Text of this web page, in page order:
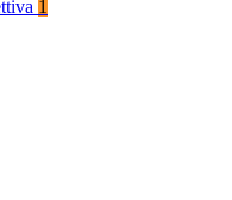
1